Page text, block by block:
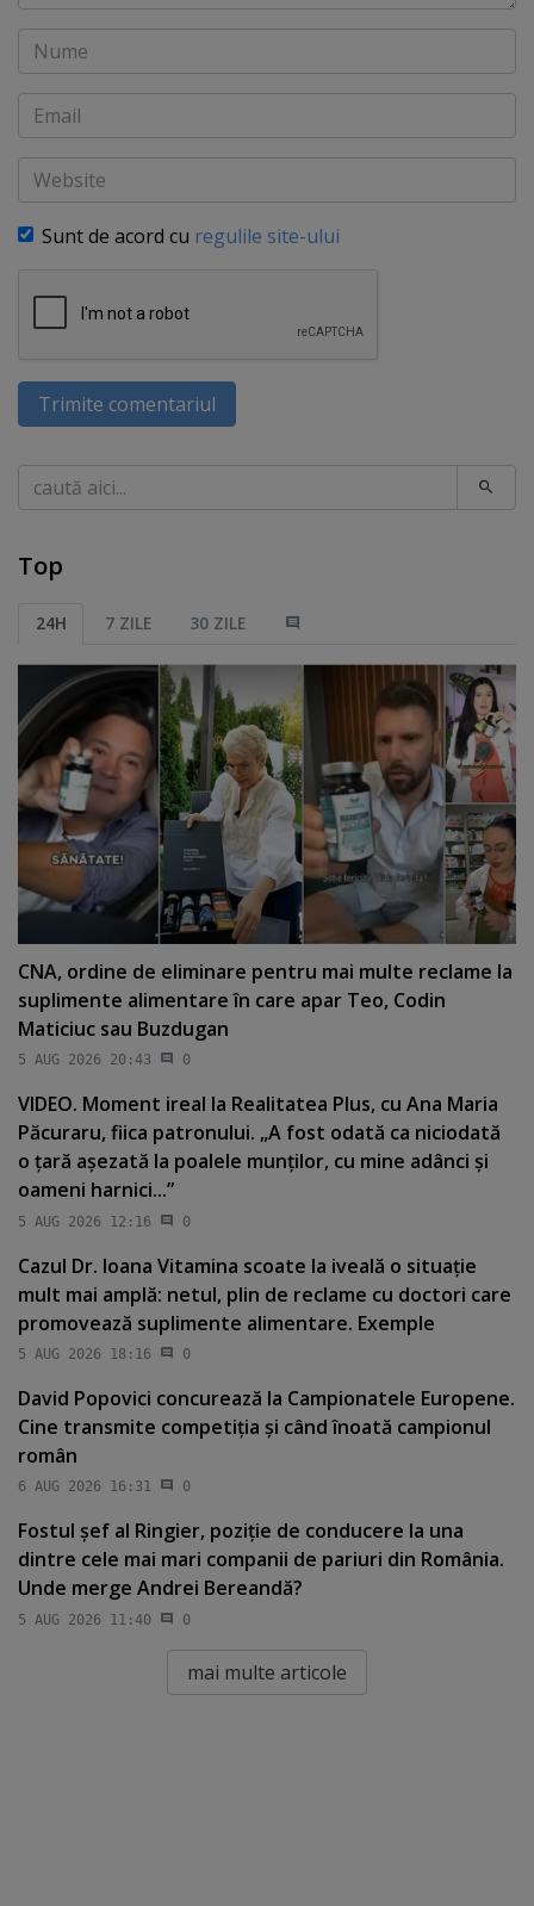
Nume
Email
Website
Sunt de acord cu regulile site-ului
Trimite comentariul
Caută
Top
24H 7 ZILE 30 ZILE
CNA, ordine de eliminare pentru mai multe reclame la
suplimente alimentare în care apar Teo, Codin
Maticiuc sau Buzdugan
5 AUG 2026 20:43 0
VIDEO. Moment ireal la Realitatea Plus, cu Ana Maria
Păcuraru, fiica patronului. „A fost odată ca niciodată
o ţară aşezată la poalele munţilor, cu mine adânci şi
oameni harnici...”
5 AUG 2026 12:16 0
Cazul Dr. Ioana Vitamina scoate la iveală o situaţie
mult mai amplă: netul, plin de reclame cu doctori care
promovează suplimente alimentare. Exemple
5 AUG 2026 18:16 0
David Popovici concurează la Campionatele Europene.
Cine transmite competiţia şi când înoată campionul
român
6 AUG 2026 16:31 0
Fostul şef al Ringier, poziţie de conducere la una
dintre cele mai mari companii de pariuri din România.
Unde merge Andrei Bereandă?
5 AUG 2026 11:40 0
mai multe articole